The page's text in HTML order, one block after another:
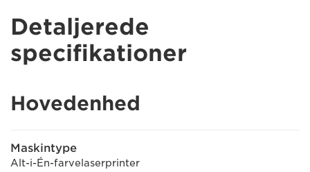
Detaljerede
specifikationer
Hovedenhed
Maskintype
Alt-i-Én-farvelaserprinter